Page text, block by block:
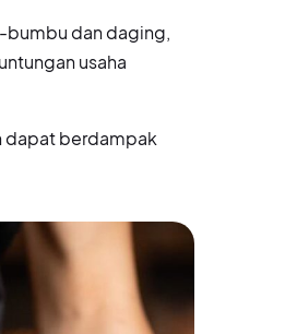
bumbu dan daging,
usaha
dapat berdampak